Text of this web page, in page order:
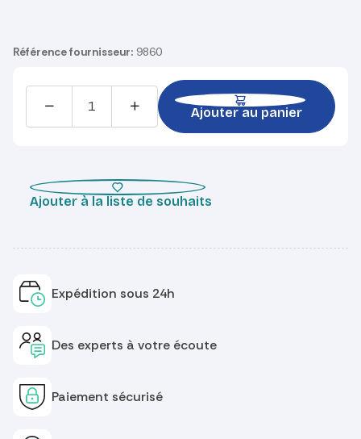
Référence fournisseur: 9860
Ajouter au panier
Ajouter à la liste de souhaits
Expédition sous 24h
Des experts à votre écoute
Paiement sécurisé